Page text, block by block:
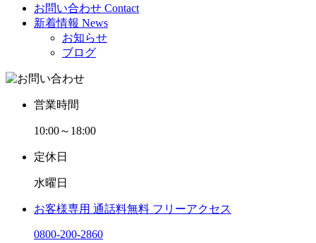
お問い合わせ Contact
新着情報 News
お知らせ
ブログ
営業時間
10:00～18:00
定休日
水曜日
お客様専用 通話料無料 フリーアクセス
0800-200-2860